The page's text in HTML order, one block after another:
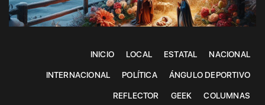
INICIO LOCAL ESTATAL NACIONAL
INTERNACIONAL POLÍTICA ÁNGULO DEPORTIVO
REFLECTOR GEEK COLUMNAS